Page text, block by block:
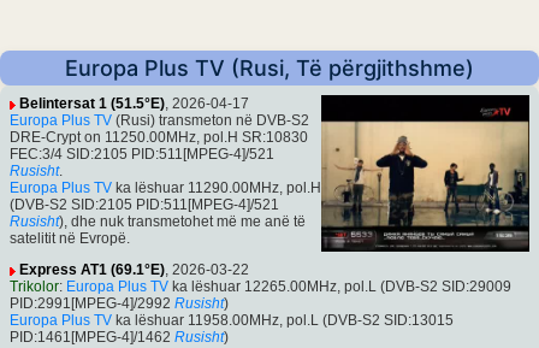
Europa Plus TV (Rusi, Të përgjithshme)
Belintersat 1 (51.5°E), 2026-04-17
Europa Plus TV (Rusi) transmeton në DVB-S2
DRE-Crypt on 11250.00MHz, pol.H SR:10830
FEC:3/4 SID:2105 PID:511[MPEG-4]/521
Rusisht.
Europa Plus TV ka lëshuar 11290.00MHz, pol.H
(DVB-S2 SID:2105 PID:511[MPEG-4]/521
Rusisht), dhe nuk transmetohet më me anë të
satelitit në Evropë.
Express AT1 (69.1°E), 2026-03-22
Trikolor: Europa Plus TV ka lëshuar 12265.00MHz, pol.L (DVB-S2 SID:29009
PID:2991[MPEG-4]/2992 Rusisht)
Europa Plus TV ka lëshuar 11958.00MHz, pol.L (DVB-S2 SID:13015
PID:1461[MPEG-4]/1462 Rusisht)